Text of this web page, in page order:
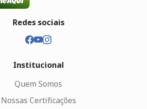
Redes sociais
Institucional
Quem Somos
Nossas Certificações